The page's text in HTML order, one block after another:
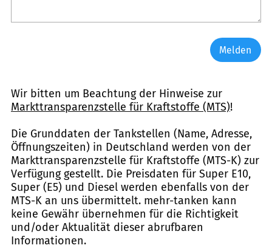
Melden
Wir bitten um Beachtung der Hinweise zur
Markttransparenzstelle für Kraftstoffe (MTS)!
Die Grunddaten der Tankstellen (Name, Adresse,
Öffnungszeiten) in Deutschland werden von der
Markttransparenzstelle für Kraftstoffe (MTS-K) zur
Verfügung gestellt. Die Preisdaten für Super E10,
Super (E5) und Diesel werden ebenfalls von der
MTS-K an uns übermittelt. mehr-tanken kann
keine Gewähr übernehmen für die Richtigkeit
und/oder Aktualität dieser abrufbaren
Informationen.